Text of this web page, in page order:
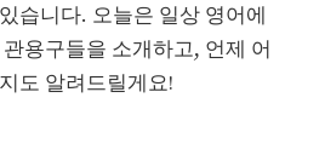
습니다. 오늘은 일상 영어에
용구들을 소개하고, 언제 어
도 알려드릴게요!